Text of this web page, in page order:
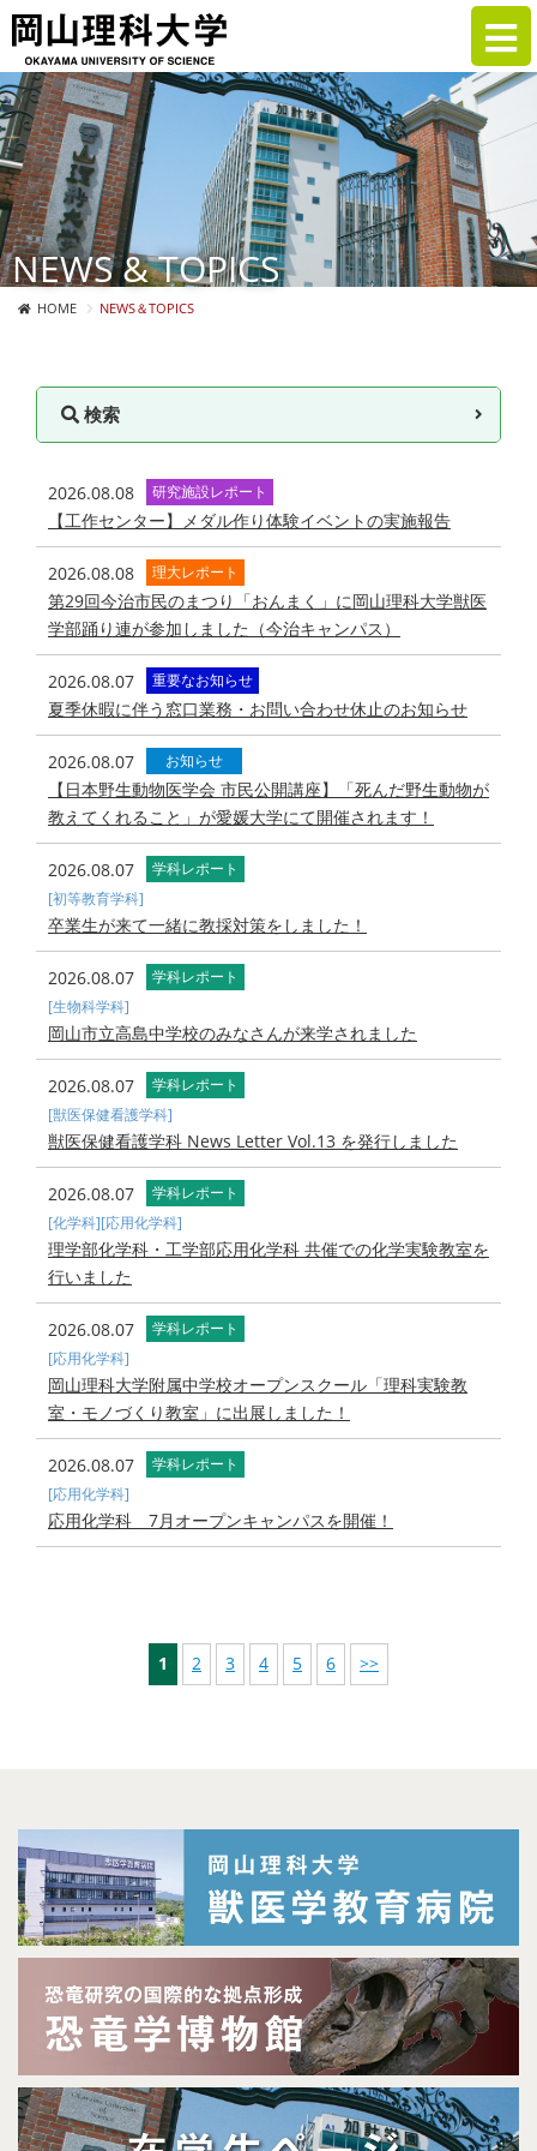
NEWS & TOPICS
HOME NEWS＆TOPICS
検索
2026.08.08 研究施設レポート
【工作センター】メダル作り体験イベントの実施報告
2026.08.08 理大レポート
第29回今治市民のまつり「おんまく」に岡山理科大学獣医
学部踊り連が参加しました（今治キャンパス）
2026.08.07 重要なお知らせ
夏季休暇に伴う窓口業務・お問い合わせ休止のお知らせ
2026.08.07 お知らせ
【日本野生動物医学会 市民公開講座】「死んだ野生動物が
教えてくれること」が愛媛大学にて開催されます！
2026.08.07
学科レポート
[初等教育学科]
卒業生が来て一緒に教採対策をしました！
2026.08.07
学科レポート
[生物科学科]
岡山市立高島中学校のみなさんが来学されました
2026.08.07
学科レポート
[獣医保健看護学科]
獣医保健看護学科 News Letter Vol.13 を発行しました
2026.08.07
学科レポート
[化学科][応用化学科]
理学部化学科・工学部応用化学科 共催での化学実験教室を
行いました
2026.08.07
学科レポート
[応用化学科]
岡山理科大学附属中学校オープンスクール「理科実験教
室・モノづくり教室」に出展しました！
2026.08.07
学科レポート
[応用化学科]
応用化学科 7月オープンキャンパスを開催！
1 2 3 4 5 6 >>